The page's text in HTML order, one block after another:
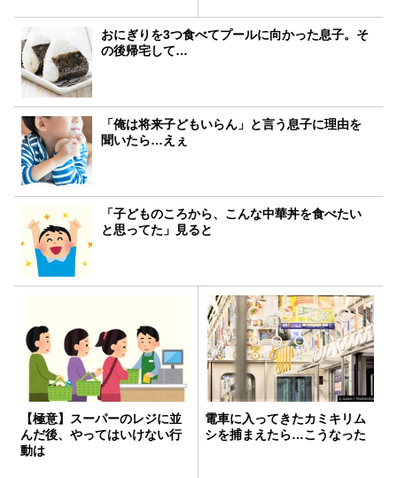
おにぎりを3つ食べてプールに向かった息子。そ
の後帰宅して…
「俺は将来子どもいらん」と言う息子に理由を
聞いたら…えぇ
「子どものころから、こんな中華丼を食べたい
と思ってた」見ると
【極意】スーパーのレジに並
んだ後、やってはいけない行
動は
電車に入ってきたカミキリム
シを捕まえたら…こうなった